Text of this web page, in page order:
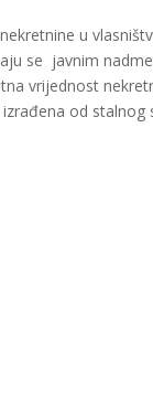
u
se javnim
vrijednost
od stalnog